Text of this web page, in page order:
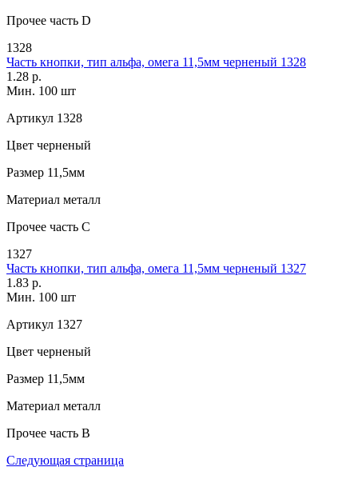
Прочее часть D
1328
Часть кнопки, тип альфа, омега 11,5мм черненый 1328
1.28 р.
Мин. 100 шт
Артикул 1328
Цвет черненый
Размер 11,5мм
Материал металл
Прочее часть C
1327
Часть кнопки, тип альфа, омега 11,5мм черненый 1327
1.83 р.
Мин. 100 шт
Артикул 1327
Цвет черненый
Размер 11,5мм
Материал металл
Прочее часть B
Следующая страница